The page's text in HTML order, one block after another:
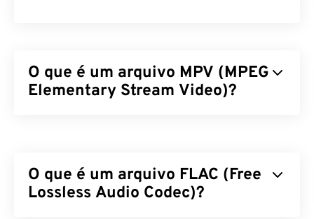
O que é um arquivo MPV (MPEG
Elementary Stream Video)?
Android. Seu recurso característico é um
controlador na tela (OSC) acionado por mouse.
O que é um arquivo FLAC (Free
Lossless Audio Codec)?